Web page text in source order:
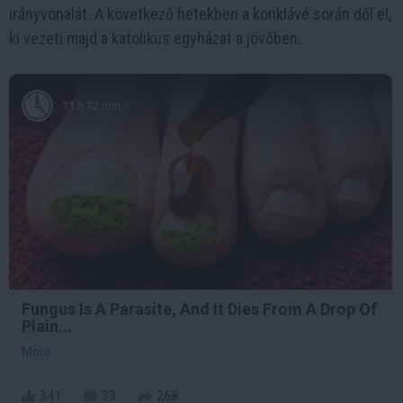
irányvonalát. A következő hetekben a konklávé során dől el,
ki vezeti majd a katolikus egyházat a jövőben.
11 h 32 min
Fungus Is A Parasite, And It Dies From A Drop Of
Plain...
More